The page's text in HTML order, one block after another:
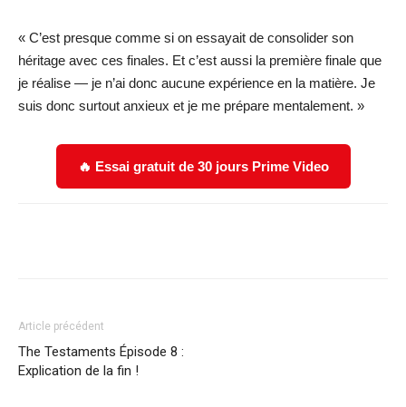
« C’est presque comme si on essayait de consolider son
héritage avec ces finales. Et c’est aussi la première finale que
je réalise — je n’ai donc aucune expérience en la matière. Je
suis donc surtout anxieux et je me prépare mentalement. »
🔥 Essai gratuit de 30 jours Prime Video
Article précédent
The Testaments Épisode 8 :
Explication de la fin !